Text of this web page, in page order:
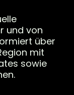
und von
über
mit
sowie